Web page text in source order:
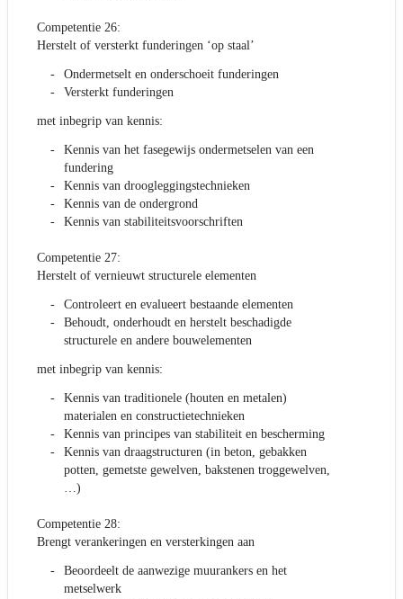
Competentie 26:
Herstelt of versterkt funderingen ‘op staal’
Ondermetselt en onderschoeit funderingen
Versterkt funderingen
met inbegrip van kennis:
Kennis van het fasegewijs ondermetselen van een
fundering
Kennis van droogleggingstechnieken
Kennis van de ondergrond
Kennis van stabiliteitsvoorschriften
Competentie 27:
Herstelt of vernieuwt structurele elementen
Controleert en evalueert bestaande elementen
Behoudt, onderhoudt en herstelt beschadigde
structurele en andere bouwelementen
met inbegrip van kennis:
Kennis van traditionele (houten en metalen)
materialen en constructietechnieken
Kennis van principes van stabiliteit en bescherming
Kennis van draagstructuren (in beton, gebakken
potten, gemetste gewelven, bakstenen troggewelven,
…)
Competentie 28:
Brengt verankeringen en versterkingen aan
Beoordeelt de aanwezige muurankers en het
metselwerk